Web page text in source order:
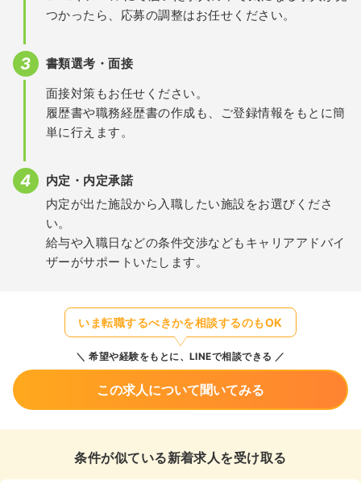
つかったら、応募の調整はお任せください。
書類選考・面接
面接対策もお任せください。
履歴書や職務経歴書の作成も、ご登録情報をもとに簡
単に行えます。
内定・内定承諾
内定が出た施設から入職したい施設をお選びくださ
い。
給与や入職日などの条件交渉などもキャリアアドバイ
ザーがサポートいたします。
いま転職するべきかを相談するのもOK
希望や経験をもとに、LINEで相談できる
この求人について聞いてみる
条件が似ている新着求人を受け取る